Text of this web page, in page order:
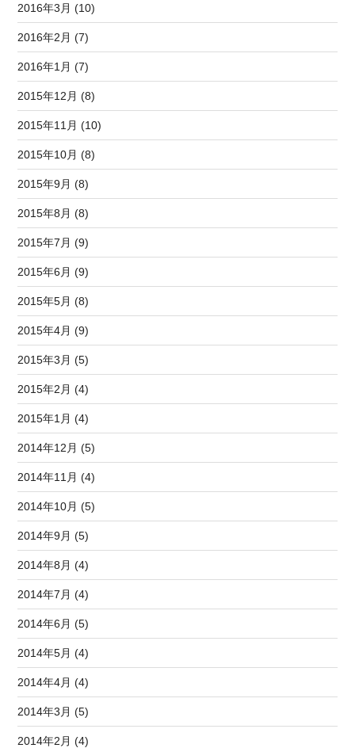
2016年3月 (10)
2016年2月 (7)
2016年1月 (7)
2015年12月 (8)
2015年11月 (10)
2015年10月 (8)
2015年9月 (8)
2015年8月 (8)
2015年7月 (9)
2015年6月 (9)
2015年5月 (8)
2015年4月 (9)
2015年3月 (5)
2015年2月 (4)
2015年1月 (4)
2014年12月 (5)
2014年11月 (4)
2014年10月 (5)
2014年9月 (5)
2014年8月 (4)
2014年7月 (4)
2014年6月 (5)
2014年5月 (4)
2014年4月 (4)
2014年3月 (5)
2014年2月 (4)